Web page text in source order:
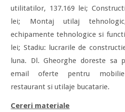
utilitatilor, 137.169 lei;
lei; Montaj utilaj
echipamente tehnologice si
lei; Stadiu: lucrarile de
luna. Dl. Gheorghe doreste sa
email oferte pentru
restaurant si utilaje bucatarie.
Cereri materiale